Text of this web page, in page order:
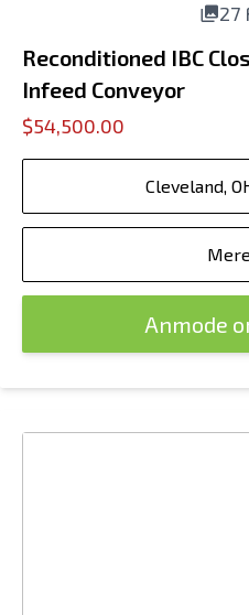
27
Reconditioned IBC
Infeed Conveyor
$54,500.00
Cleveland,
Anmode